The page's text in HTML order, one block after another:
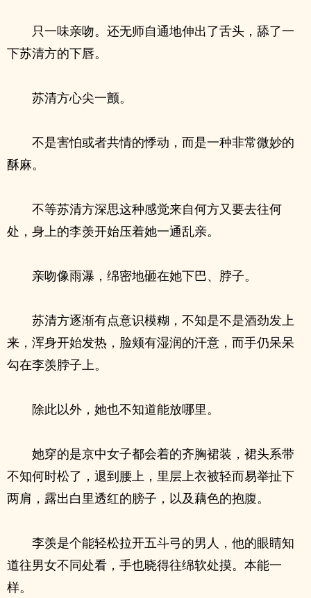
只一味亲吻。还无师自通地伸出了舌头，舔了一
下苏清方的下唇。
苏清方心尖一颤。
不是害怕或者共情的悸动，而是一种非常微妙的
酥麻。
不等苏清方深思这种感觉来自何方又要去往何
处，身上的李羡开始压着她一通乱亲。
亲吻像雨瀑，绵密地砸在她下巴、脖子。
苏清方逐渐有点意识模糊，不知是不是酒劲发上
来，浑身开始发热，脸颊有湿润的汗意，而手仍呆呆
勾在李羡脖子上。
除此以外，她也不知道能放哪里。
她穿的是京中女子都会着的齐胸裙装，裙头系带
不知何时松了，退到腰上，里层上衣被轻而易举扯下
两肩，露出白里透红的膀子，以及藕色的抱腹。
李羡是个能轻松拉开五斗弓的男人，他的眼睛知
道往男女不同处看，手也晓得往绵软处摸。本能一
样。